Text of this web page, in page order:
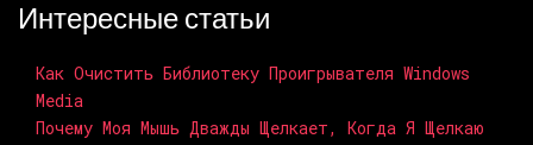
Интересные статьи
Как Очистить Библиотеку Проигрывателя Windows
Media
Почему Моя Мышь Дважды Щелкает, Когда Я Щелкаю